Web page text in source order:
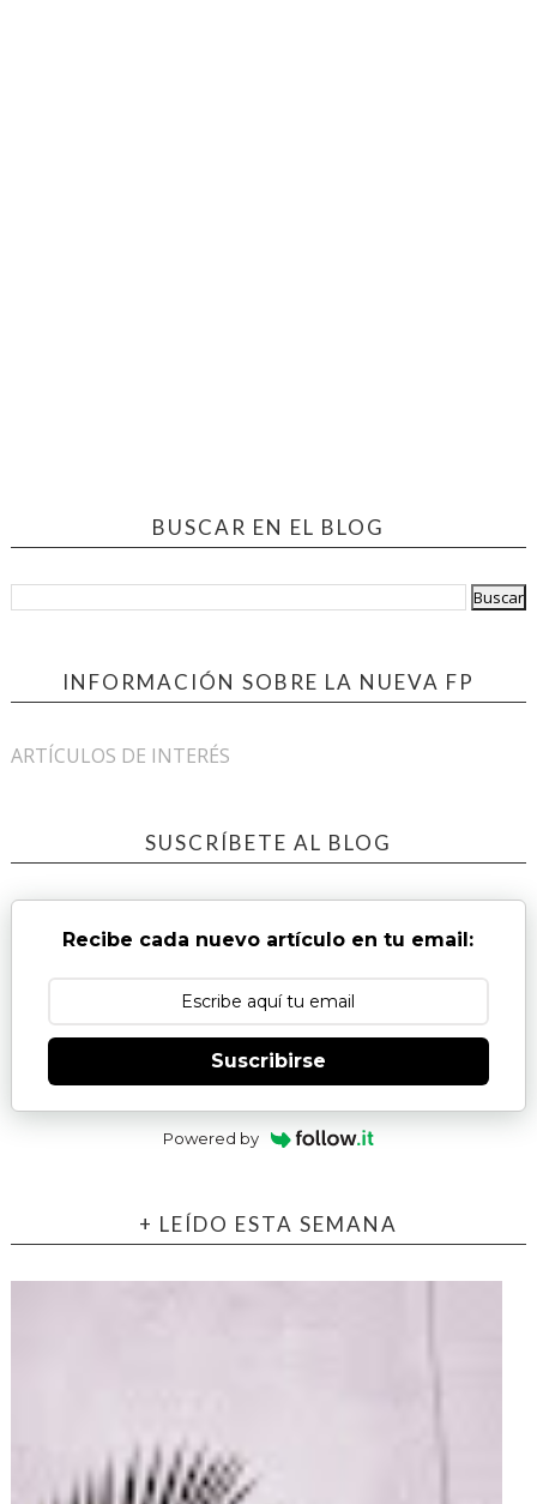
BUSCAR EN EL BLOG
INFORMACIÓN SOBRE LA NUEVA FP
ARTÍCULOS DE INTERÉS
SUSCRÍBETE AL BLOG
Recibe cada nuevo artículo en tu email:
Suscribirse
Powered by
+ LEÍDO ESTA SEMANA